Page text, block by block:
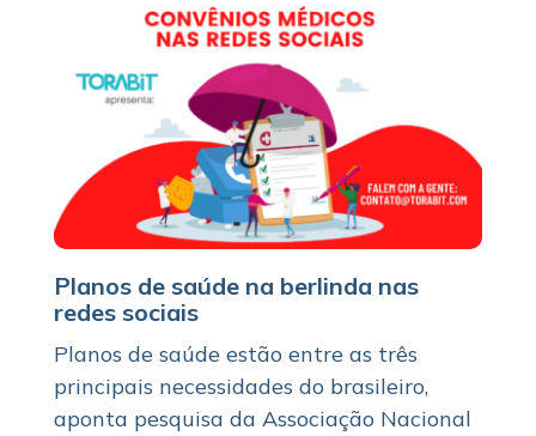
Planos de saúde na berlinda nas
redes sociais
Planos de saúde estão entre as três
principais necessidades do brasileiro,
aponta pesquisa da Associação Nacional